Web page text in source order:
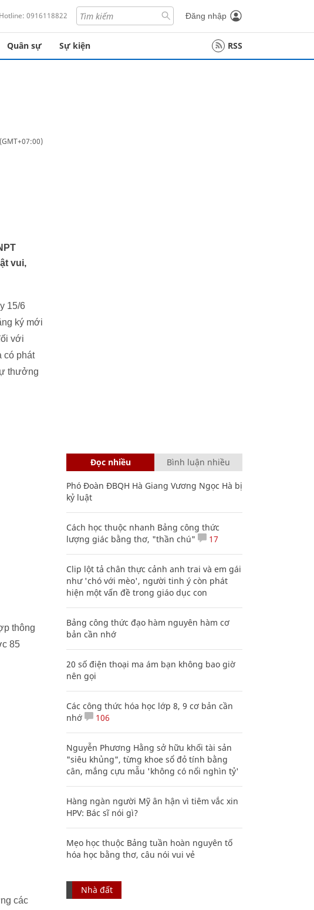
Hotline: 0916118822 Đăng nhập
Quân sự Sự kiện RSS
vui,
15/6
ký mới
với
có phát
thưởng
thông
85
các
Đọc nhiều Bình luận nhiều
Phó Đoàn ĐBQH Hà Giang Vương Ngọc Hà bị
kỷ luật
Cách học thuộc nhanh Bảng công thức
lượng giác bằng thơ, "thần chú"
17
Clip lột tả chân thực cảnh anh trai và em gái
như 'chó với mèo', người tinh ý còn phát
hiện một vấn đề trong giáo dục con
Bảng công thức đạo hàm nguyên hàm cơ
bản cần nhớ
20 số điện thoại ma ám bạn không bao giờ
nên gọi
Các công thức hóa học lớp 8, 9 cơ bản cần
nhớ
106
Nguyễn Phương Hằng sở hữu khối tài sản
"siêu khủng", từng khoe sổ đỏ tính bằng
cân, mắng cựu mẫu 'không có nổi nghìn tỷ'
Hàng ngàn người Mỹ ân hận vì tiêm vắc xin
HPV: Bác sĩ nói gì?
Mẹo học thuộc Bảng tuần hoàn nguyên tố
hóa học bằng thơ, câu nói vui vẻ
Nhà đất